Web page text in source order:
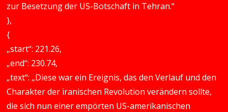
zur Besetzung der US-Botschaft in Tehran.“
},
{
„start“: 221.26,
„end“: 230.74,
„text“: „Diese war ein Ereignis, das den Verlauf und den
Charakter der iranischen Revolution verändern sollte,
die sich nun einer empörten US-amerikanischen